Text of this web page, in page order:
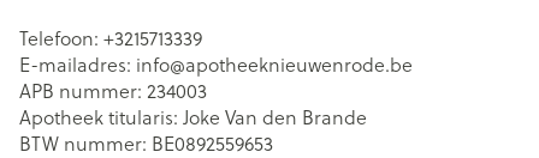
Telefoon: +3215713339
E-mailadres: info@apotheeknieuwenrode.be
APB nummer: 234003
Apotheek titularis: Joke Van den Brande
BTW nummer: BE0892559653